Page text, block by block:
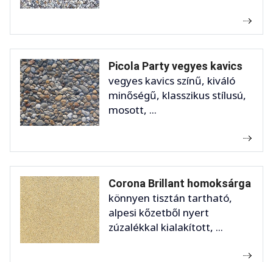
Picola Party vegyes kavics
vegyes kavics színű, kiváló
minőségű, klasszikus stílusú,
mosott, ...
Corona Brillant homoksárga
könnyen tisztán tartható,
alpesi kőzetből nyert
zúzalékkal kialakított, ...